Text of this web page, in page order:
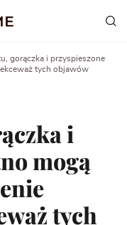
gorączka i przyspieszone
tych objawów
i
mogą
tych